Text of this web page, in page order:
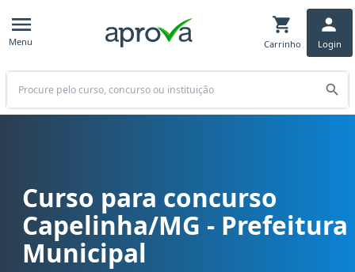
Menu Carrinho Login
Buscar
Curso para concurso Capelinha/MG - Prefeitura Municipal cargo
Curso para concurso
Capelinha/MG - Prefeitura
Municipal